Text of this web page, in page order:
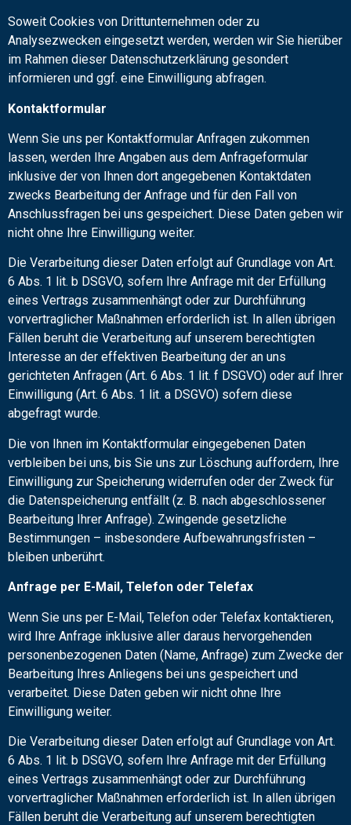
Soweit Cookies von Drittunternehmen oder zu
Analysezwecken eingesetzt werden, werden wir Sie hierüber
im Rahmen dieser Datenschutzerklärung gesondert
informieren und ggf. eine Einwilligung abfragen.
Kontaktformular
Wenn Sie uns per Kontaktformular Anfragen zukommen
lassen, werden Ihre Angaben aus dem Anfrageformular
inklusive der von Ihnen dort angegebenen Kontaktdaten
zwecks Bearbeitung der Anfrage und für den Fall von
Anschlussfragen bei uns gespeichert. Diese Daten geben wir
nicht ohne Ihre Einwilligung weiter.
Die Verarbeitung dieser Daten erfolgt auf Grundlage von Art.
6 Abs. 1 lit. b DSGVO, sofern Ihre Anfrage mit der Erfüllung
eines Vertrags zusammenhängt oder zur Durchführung
vorvertraglicher Maßnahmen erforderlich ist. In allen übrigen
Fällen beruht die Verarbeitung auf unserem berechtigten
Interesse an der effektiven Bearbeitung der an uns
gerichteten Anfragen (Art. 6 Abs. 1 lit. f DSGVO) oder auf Ihrer
Einwilligung (Art. 6 Abs. 1 lit. a DSGVO) sofern diese
abgefragt wurde.
Die von Ihnen im Kontaktformular eingegebenen Daten
verbleiben bei uns, bis Sie uns zur Löschung auffordern, Ihre
Einwilligung zur Speicherung widerrufen oder der Zweck für
die Datenspeicherung entfällt (z. B. nach abgeschlossener
Bearbeitung Ihrer Anfrage). Zwingende gesetzliche
Bestimmungen – insbesondere Aufbewahrungsfristen –
bleiben unberührt.
Anfrage per E-Mail, Telefon oder Telefax
Wenn Sie uns per E-Mail, Telefon oder Telefax kontaktieren,
wird Ihre Anfrage inklusive aller daraus hervorgehenden
personenbezogenen Daten (Name, Anfrage) zum Zwecke der
Bearbeitung Ihres Anliegens bei uns gespeichert und
verarbeitet. Diese Daten geben wir nicht ohne Ihre
Einwilligung weiter.
Die Verarbeitung dieser Daten erfolgt auf Grundlage von Art.
6 Abs. 1 lit. b DSGVO, sofern Ihre Anfrage mit der Erfüllung
eines Vertrags zusammenhängt oder zur Durchführung
vorvertraglicher Maßnahmen erforderlich ist. In allen übrigen
Fällen beruht die Verarbeitung auf unserem berechtigten